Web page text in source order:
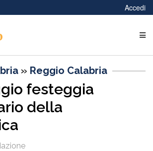
Accedi
» Reggio Calabria
festeggia
della